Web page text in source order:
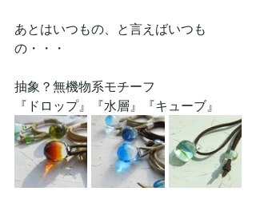
あとはいつもの、と言えばいつも
の・・・
抽象？無機物系モチーフ
『ドロップ』『水層』『キューブ』